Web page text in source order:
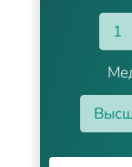
1